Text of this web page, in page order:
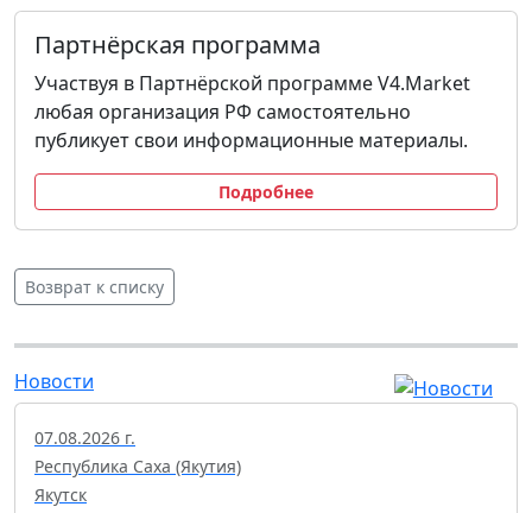
Партнёрская программа
Участвуя в Партнёрской программе V4.Market
любая организация РФ самостоятельно
публикует свои информационные материалы.
Подробнее
Возврат к списку
Новости
07.08.2026 г.
Республика Саха (Якутия)
Якутск